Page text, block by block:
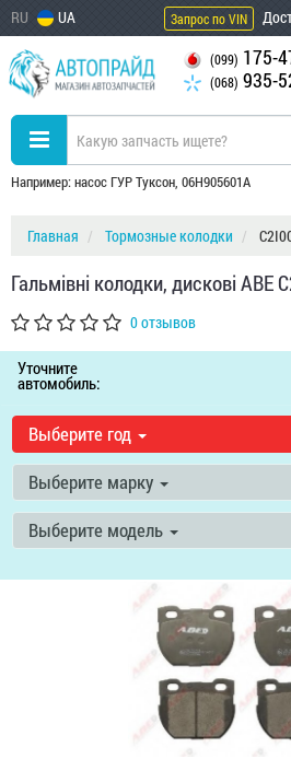
RU UA Запрос по VIN
(099) 175-
(068) 935-
Например: насос ГУР Туксон, 06H905601A
Главная Тормозные колодки
Гальмівні колодки, дискові ABE
0 отзывов
Уточните
автомобиль:
Выберите год
Выберите марку
Выберите модель